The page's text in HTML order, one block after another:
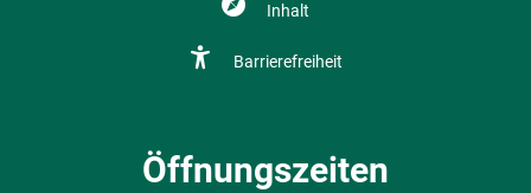
Inhalt
Barrierefreiheit
Öffnungszeiten